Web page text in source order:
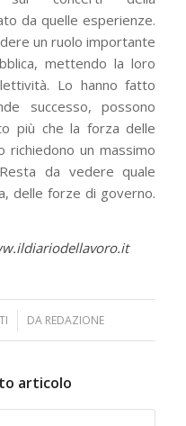
da quelle esperienze.
un ruolo importante
mettendo la loro
Lo hanno fatto
successo, possono
più che la forza delle
richiedono un massimo
da vedere quale
delle forze di governo.
DA REDAZIONE
articolo